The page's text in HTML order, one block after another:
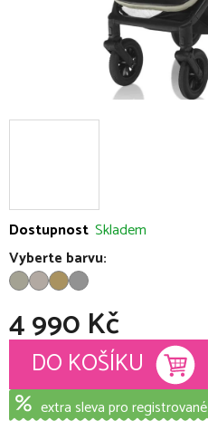
Dostupnost Skladem
Vyberte barvu:
4 990 Kč
Měrná cena:
DO KOŠÍKU
extra sleva pro registrované